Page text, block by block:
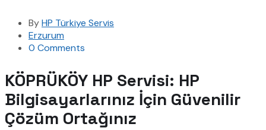
ByHP Türkiye Servis
Erzurum
0 Comments
KÖPRÜKÖY HP Servisi: HP
Bilgisayarlarınız İçin Güvenilir
Çözüm Ortağınız